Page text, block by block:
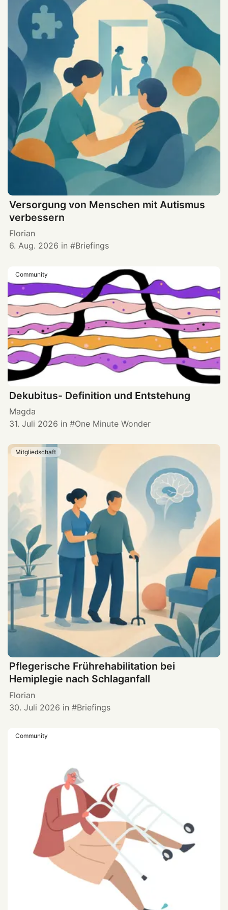
Versorgung von Menschen mit Autismus
verbessern
Florian
6. Aug. 2026 in Briefings
Community
Dekubitus- Definition und Entstehung
Magda
31. Juli 2026 in One Minute Wonder
Mitgliedschaft
Pflegerische Frührehabilitation bei
Hemiplegie nach Schlaganfall
Florian
30. Juli 2026 in Briefings
Community